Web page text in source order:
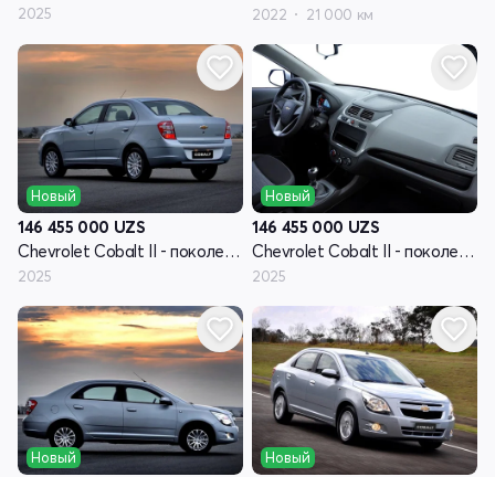
2025 2022 21 000 км
Новый
146 455 000 UZS
Chevrolet Cobalt II - поколение рестайлинг
2025
Новый
146 455 000 UZS
Chevrolet Cobalt II - поколение рестайлинг
2025
Новый Новый